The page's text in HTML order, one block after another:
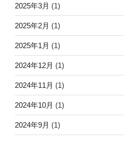
2025年3月 (1)
2025年2月 (1)
2025年1月 (1)
2024年12月 (1)
2024年11月 (1)
2024年10月 (1)
2024年9月 (1)